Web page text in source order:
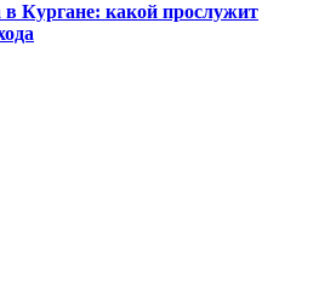
в Кургане: какой прослужит